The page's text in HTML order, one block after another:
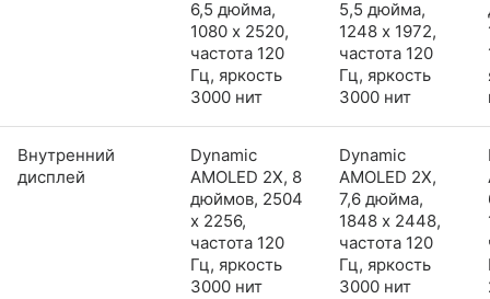
6,5 дюйма,
1080 x 2520,
частота 120
Гц, яркость
3000 нит
5,5 дюйма,
1248 x 1972,
частота 120
Гц, яркость
3000 нит
Внутренний
дисплей
Dynamic
AMOLED 2X, 8
дюймов, 2504
x 2256,
частота 120
Гц, яркость
3000 нит
Dynamic
AMOLED 2X,
7,6 дюйма,
1848 x 2448,
частота 120
Гц, яркость
3000 нит